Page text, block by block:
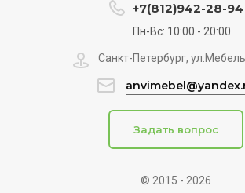
© 2015 - 2026
+7(812)942-28-94
Пн-Вс: 10:00 - 20:00
Санкт-Петербург,
Задать вопрос